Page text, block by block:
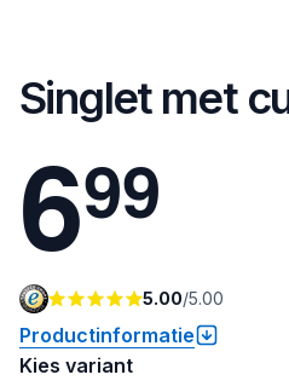
Singlet met
699
5.00/5.00
Productinformatie
Kies variant